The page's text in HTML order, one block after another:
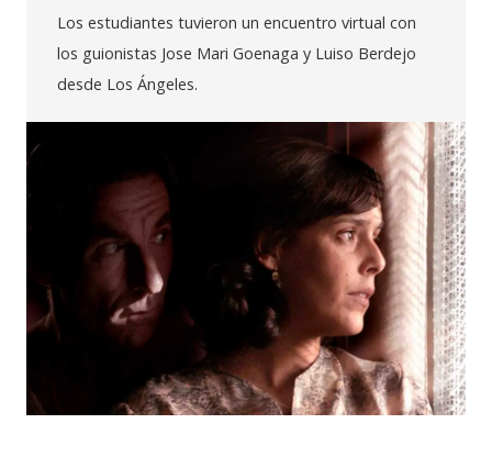
Los estudiantes tuvieron un encuentro virtual con
los guionistas Jose Mari Goenaga y Luiso Berdejo
desde Los Ángeles.